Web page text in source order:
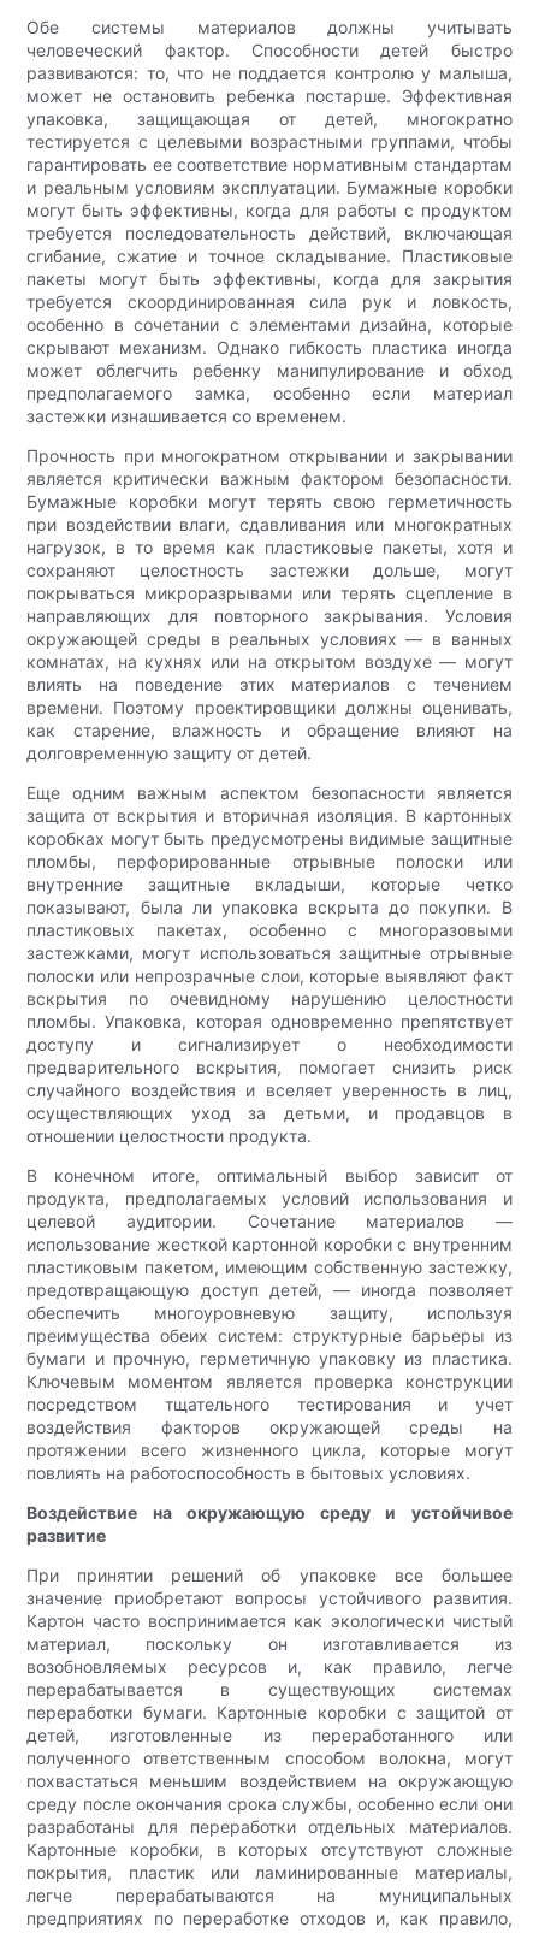
Обе системы материалов должны учитывать
человеческий фактор. Способности детей быстро
развиваются: то, что не поддается контролю у малыша,
может не остановить ребенка постарше. Эффективная
упаковка, защищающая от детей, многократно
тестируется с целевыми возрастными группами, чтобы
гарантировать ее соответствие нормативным стандартам
и реальным условиям эксплуатации. Бумажные коробки
могут быть эффективны, когда для работы с продуктом
требуется последовательность действий, включающая
сгибание, сжатие и точное складывание. Пластиковые
пакеты могут быть эффективны, когда для закрытия
требуется скоординированная сила рук и ловкость,
особенно в сочетании с элементами дизайна, которые
скрывают механизм. Однако гибкость пластика иногда
может облегчить ребенку манипулирование и обход
предполагаемого замка, особенно если материал
застежки изнашивается со временем.
Прочность при многократном открывании и закрывании
является критически важным фактором безопасности.
Бумажные коробки могут терять свою герметичность
при воздействии влаги, сдавливания или многократных
нагрузок, в то время как пластиковые пакеты, хотя и
сохраняют целостность застежки дольше, могут
покрываться микроразрывами или терять сцепление в
направляющих для повторного закрывания. Условия
окружающей среды в реальных условиях — в ванных
комнатах, на кухнях или на открытом воздухе — могут
влиять на поведение этих материалов с течением
времени. Поэтому проектировщики должны оценивать,
как старение, влажность и обращение влияют на
долговременную защиту от детей.
Еще одним важным аспектом безопасности является
защита от вскрытия и вторичная изоляция. В картонных
коробках могут быть предусмотрены видимые защитные
пломбы, перфорированные отрывные полоски или
внутренние защитные вкладыши, которые четко
показывают, была ли упаковка вскрыта до покупки. В
пластиковых пакетах, особенно с многоразовыми
застежками, могут использоваться защитные отрывные
полоски или непрозрачные слои, которые выявляют факт
вскрытия по очевидному нарушению целостности
пломбы. Упаковка, которая одновременно препятствует
доступу и сигнализирует о необходимости
предварительного вскрытия, помогает снизить риск
случайного воздействия и вселяет уверенность в лиц,
осуществляющих уход за детьми, и продавцов в
отношении целостности продукта.
В конечном итоге, оптимальный выбор зависит от
продукта, предполагаемых условий использования и
целевой аудитории. Сочетание материалов —
использование жесткой картонной коробки с внутренним
пластиковым пакетом, имеющим собственную застежку,
предотвращающую доступ детей, — иногда позволяет
обеспечить многоуровневую защиту, используя
преимущества обеих систем: структурные барьеры из
бумаги и прочную, герметичную упаковку из пластика.
Ключевым моментом является проверка конструкции
посредством тщательного тестирования и учет
воздействия факторов окружающей среды на
протяжении всего жизненного цикла, которые могут
повлиять на работоспособность в бытовых условиях.
Воздействие на окружающую среду и устойчивое
развитие
При принятии решений об упаковке все большее
значение приобретают вопросы устойчивого развития.
Картон часто воспринимается как экологически чистый
материал, поскольку он изготавливается из
возобновляемых ресурсов и, как правило, легче
перерабатывается в существующих системах
переработки бумаги. Картонные коробки с защитой от
детей, изготовленные из переработанного или
полученного ответственным способом волокна, могут
похвастаться меньшим воздействием на окружающую
среду после окончания срока службы, особенно если они
разработаны для переработки отдельных материалов.
Картонные коробки, в которых отсутствуют сложные
покрытия, пластик или ламинированные материалы,
легче перерабатываются на муниципальных
предприятиях по переработке отходов и, как правило,